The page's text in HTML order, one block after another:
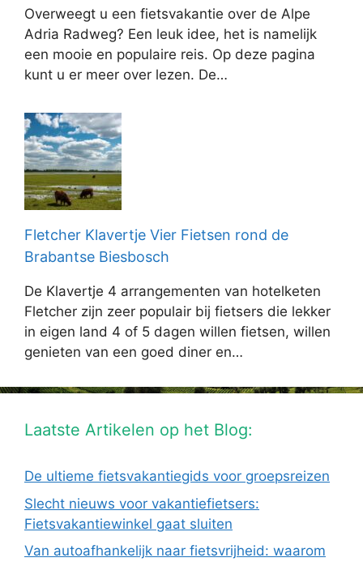
Overweegt u een fietsvakantie over de Alpe
Adria Radweg? Een leuk idee, het is namelijk
een mooie en populaire reis. Op deze pagina
kunt u er meer over lezen. De…
Fletcher Klavertje Vier Fietsen rond de
Brabantse Biesbosch
De Klavertje 4 arrangementen van hotelketen
Fletcher zijn zeer populair bij fietsers die lekker
in eigen land 4 of 5 dagen willen fietsen, willen
genieten van een goed diner en…
Laatste Artikelen op het Blog:
De ultieme fietsvakantiegids voor groepsreizen
Slecht nieuws voor vakantiefietsers:
Fietsvakantiewinkel gaat sluiten
Van autoafhankelijk naar fietsvrijheid: waarom